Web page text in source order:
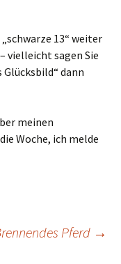
13“ weiter
vielleicht sagen Sie
Glücksbild“ dann
meinen
Woche, ich melde
Pferd →